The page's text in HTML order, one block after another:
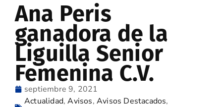
Ana Peris
ganadora de la
Liguilla Senior
Femenina C.V.
septiembre 9, 2021
Actualidad,Avisos,Avisos Destacados,